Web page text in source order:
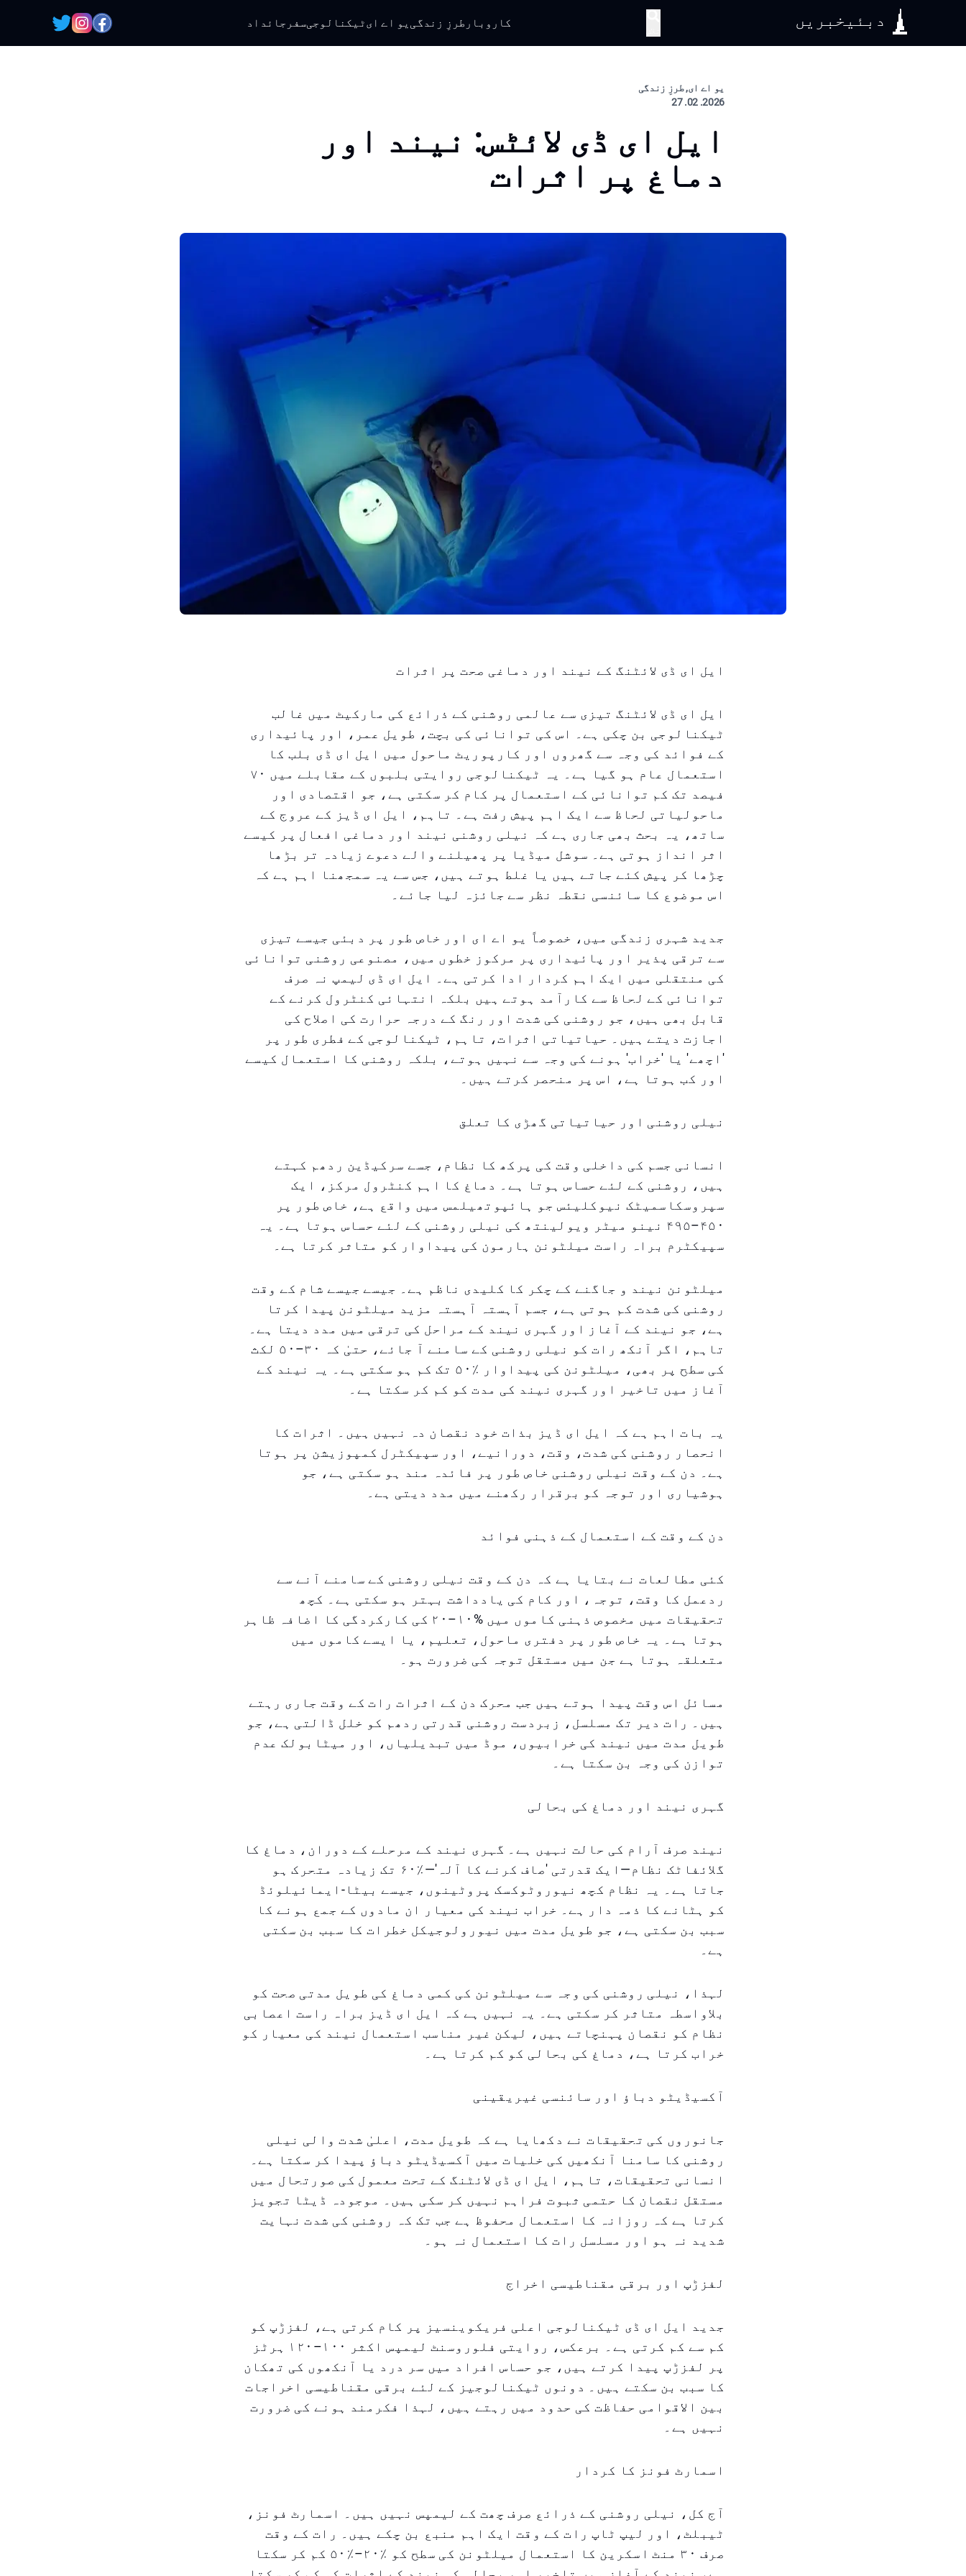
دبئیخبریں کاروبار طرزِ زندگی یو اے ایٹیکنالوجیسفر جائداد
یو اے ای, طرزِ زندگی
2026. 02. 27
ایل ای ڈی لائٹس: نیند اور
دماغ پر اثرات
ایل ای ڈی لائٹنگ کے نیند اور دماغی صحت پر اثرات
ایل ای ڈی لائٹنگ تیزی سے عالمی روشنی کے ذرائع کی مارکیٹ میں غالب
ٹیکنالوجی بن چکی ہے۔ اس کی توانائی کی بچت، طویل عمر، اور پائیداری
کے فوائد کی وجہ سے گھروں اور کارپوریٹ ماحول میں ایل ای ڈی بلب کا
استعمال عام ہو گیا ہے۔ یہ ٹیکنالوجی روایتی بلبوں کے مقابلے میں ۷۰
فیصد تک کم توانائی کے استعمال پر کام کر سکتی ہے، جو اقتصادی اور
ماحولیاتی لحاظ سے ایک اہم پیش رفت ہے۔ تاہم، ایل ای ڈیز کے عروج کے
ساتھ، یہ بحث بھی جاری ہے کہ نیلی روشنی نیند اور دماغی افعال پر کیسے
اثر انداز ہوتی ہے۔ سوشل میڈیا پر پھیلنے والے دعوے زیادہ تر بڑھا
چڑھا کر پیش کئے جاتے ہیں یا غلط ہوتے ہیں، جس سے یہ سمجھنا اہم ہے کہ
اس موضوع کا سائنسی نقطہ نظر سے جائزہ لیا جائے۔
جدید شہری زندگی میں، خصوصاً یو اے ای اور خاص طور پر دبئی جیسے تیزی
سے ترقی پذیر اور پائیداری پر مرکوز خطوں میں، مصنوعی روشنی توانائی
کی منتقلی میں ایک اہم کردار ادا کرتی ہے۔ ایل ای ڈی لیمپ نہ صرف
توانائی کے لحاظ سے کارآمد ہوتے ہیں بلکہ انتہائی کنٹرول کرنے کے
قابل بھی ہیں، جو روشنی کی شدت اور رنگ کے درجہ حرارت کی اصلاح کی
اجازت دیتے ہیں۔ حیاتیاتی اثرات، تاہم، ٹیکنالوجی کے فطری طور پر
'اچھے' یا 'خراب' ہونے کی وجہ سے نہیں ہوتے، بلکہ روشنی کا استعمال کیسے
اور کب ہوتا ہے، اس پر منحصر کرتے ہیں۔
نیلی روشنی اور حیاتیاتی گھڑی کا تعلق
انسانی جسم کی داخلی وقت کی پرکھ کا نظام، جسے سرکیڈین ردھم کہتے
ہیں، روشنی کے لئے حساس ہوتا ہے۔ دماغ کا اہم کنٹرول مرکز، ایک
سپروسکاسمیٹک نیوکلیئس جو ہائپوتھیلمس میں واقع ہے، خاص طور پر
۴۵۰–۴۹۵ نینو میٹر ویولینتھ کی نیلی روشنی کے لئے حساس ہوتا ہے۔ یہ
سپیکٹرم براہ راست میلٹونن ہارمون کی پیداوار کو متاثر کرتا ہے۔
میلٹونن نیند و جاگنے کے چکر کا کلیدی ناظم ہے۔ جیسے جیسے شام کے وقت
روشنی کی شدت کم ہوتی ہے، جسم آہستہ آہستہ مزید میلٹونن پیدا کرتا
ہے، جو نیند کے آغاز اور گہری نیند کے مراحل کی ترقی میں مدد دیتا ہے۔
تاہم، اگر آنکھ رات کو نیلی روشنی کے سامنے آ جائے، حتیٰ کہ ۳۰–۵۰ لکث
کی سطح پر بھی، میلٹونن کی پیداوار ٪۵۰ تک کم ہو سکتی ہے۔ یہ نیند کے
آغاز میں تاخیر اور گہری نیند کی مدت کو کم کر سکتا ہے۔
یہ بات اہم ہے کہ ایل ای ڈیز بذات خود نقصان دہ نہیں ہیں۔ اثرات کا
انحصار روشنی کی شدت، وقت، دورانیے، اور سپیکٹرل کمپوزیشن پر ہوتا
ہے۔ دن کے وقت نیلی روشنی خاص طور پر فائدہ مند ہو سکتی ہے، جو
ہوشیاری اور توجہ کو برقرار رکھنے میں مدد دیتی ہے۔
دن کے وقت کے استعمال کے ذہنی فوائد
کئی مطالعات نے بتایا ہے کہ دن کے وقت نیلی روشنی کے سامنے آنے سے
ردعمل کا وقت، توجہ، اور کام کی یادداشت بہتر ہو سکتی ہے۔ کچھ
تحقیقات میں مخصوص ذہنی کاموں میں %۱۰–۲۰ کی کارکردگی کا اضافہ ظاہر
ہوتا ہے۔ یہ خاص طور پر دفتری ماحول، تعلیم، یا ایسے کاموں میں
متعلقہ ہوتا ہے جن میں مستقل توجہ کی ضرورت ہو۔
مسائل اس وقت پیدا ہوتے ہیں جب محرک دن کے اثرات رات کے وقت جاری رہتے
ہیں۔ رات دیر تک مسلسل، زبردست روشنی قدرتی ردھم کو خلل ڈالتی ہے، جو
طویل مدت میں نیند کی خرابیوں، موڈ میں تبدیلیاں، اور میٹابولک عدم
توازن کی وجہ بن سکتا ہے۔
گہری نیند اور دماغ کی بحالی
نیند صرف آرام کی حالت نہیں ہے۔ گہری نیند کے مرحلے کے دوران، دماغ کا
گلائفاٹک نظام—ایک قدرتی 'صاف کرنے کا آلہ'—٪۶۰ تک زیادہ متحرک ہو
جاتا ہے۔ یہ نظام کچھ نیوروٹوکسک پروٹینوں، جیسے بیٹا-ایمائیلوئڈ
کو ہٹانے کا ذمہ دار ہے۔ خراب نیند کی معیار ان مادوں کے جمع ہونے کا
سبب بن سکتی ہے، جو طویل مدت میں نیورولوجیکل خطرات کا سبب بن سکتی
ہے۔
لہذا، نیلی روشنی کی وجہ سے میلٹونن کی کمی دماغ کی طویل مدتی صحت کو
بلاواسطہ متاثر کر سکتی ہے۔ یہ نہیں ہے کہ ایل ای ڈیز براہ راست اعصابی
نظام کو نقصان پہنچاتے ہیں، لیکن غیر مناسب استعمال نیند کی معیار کو
خراب کرتا ہے، دماغ کی بحالی کو کم کرتا ہے۔
آکسیڈیٹو دباؤ اور سائنسی غیریقینی
جانوروں کی تحقیقات نے دکھایا ہے کہ طویل مدت، اعلیٰ شدت والی نیلی
روشنی کا سامنا آنکھیں کی خلیات میں آکسیڈیٹو دباؤ پیدا کر سکتا ہے۔
انسانی تحقیقات، تاہم، ایل ای ڈی لائٹنگ کے تحت معمول کی صورتحال میں
مستقل نقصان کا حتمی ثبوت فراہم نہیں کر سکی ہیں۔ موجودہ ڈیٹا تجویز
کرتا ہے کہ روزانہ کا استعمال محفوظ ہے جب تک کہ روشنی کی شدت نہایت
شدید نہ ہو اور مسلسل رات کا استعمال نہ ہو۔
لفزڑپ اور برقی مقناطیسی اخراج
جدید ایل ای ڈی ٹیکنالوجی اعلی فریکوینسیز پر کام کرتی ہے، لفزڑپ کو
کم سے کم کرتی ہے۔ برعکس، روایتی فلوروسنٹ لیمپس اکثر ۱۰۰–۱۲۰ ہرٹز
پر لفزڑپ پیدا کرتے ہیں، جو حساس افراد میں سر درد یا آنکھوں کی تھکان
کا سبب بن سکتے ہیں۔ دونوں ٹیکنالوجیز کے لئے برقی مقناطیسی اخراجات
بین الاقوامی حفاظت کی حدود میں رہتے ہیں، لہذا فکرمند ہونے کی ضرورت
نہیں ہے۔
اسمارٹ فونز کا کردار
آج کل، نیلی روشنی کے ذرائع صرف چھت کے لیمپس نہیں ہیں۔ اسمارٹ فونز،
ٹیبلٹ، اور لیپ ٹاپ رات کے وقت ایک اہم منبع بن چکے ہیں۔ رات کے وقت
صرف ۳۰ منٹ اسکرین کا استعمال میلٹونن کی سطح کو ٪۲۰–٪۵۰ کم کر سکتا